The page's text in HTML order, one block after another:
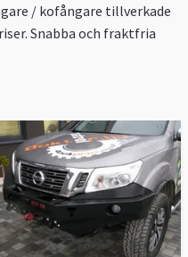
/ kofångare tillverkade
Snabba och fraktfria